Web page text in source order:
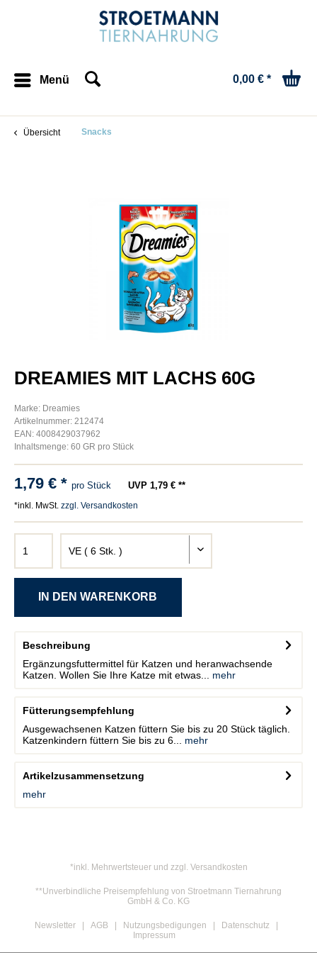
Menü 0,00 € *
Übersicht Snacks
DREAMIES MIT LACHS 60G
Marke: Dreamies
Artikelnummer: 212474
EAN: 4008429037962
Inhaltsmenge: 60 GR pro Stück
1,79 € * pro Stück UVP 1,79 € **
*inkl. MwSt. zzgl. Versandkosten
Beschreibung
Ergänzungsfuttermittel für Katzen und heranwachsende
Katzen. Wollen Sie Ihre Katze mit etwas...
mehr
Fütterungsempfehlung
Ausgewachsenen Katzen füttern Sie bis zu 20 Stück täglich.
Katzenkindern füttern Sie bis zu 6...
mehr
Artikelzusammensetzung
mehr
*inkl. Mehrwertsteuer und zzgl. Versandkosten
**Unverbindliche Preisempfehlung von Stroetmann Tiernahrung
GmbH & Co. KG
Newsletter AGB Nutzungsbedigungen
Datenschutz
Impressum